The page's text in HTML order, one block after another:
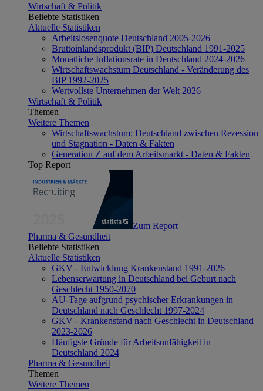
Wirtschaft & Politik
Beliebte Statistiken
Aktuelle Statistiken
Arbeitslosenquote Deutschland 2005-2026
Bruttoinlandsprodukt (BIP) Deutschland 1991-2025
Monatliche Inflationsrate in Deutschland 2024-2026
Wirtschaftswachstum Deutschland - Veränderung des
BIP 1992-2025
Wertvollste Unternehmen der Welt 2026
Wirtschaft & Politik
Themen
Weitere Themen
Wirtschaftswachstum: Deutschland zwischen Rezession
und Stagnation - Daten & Fakten
Generation Z auf dem Arbeitsmarkt - Daten & Fakten
Top Report
Zum Report
Pharma & Gesundheit
Beliebte Statistiken
Aktuelle Statistiken
GKV - Entwicklung Krankenstand 1991-2026
Lebenserwartung in Deutschland bei Geburt nach
Geschlecht 1950-2070
AU-Tage aufgrund psychischer Erkrankungen in
Deutschland nach Geschlecht 1997-2024
GKV - Krankenstand nach Geschlecht in Deutschland
2023-2026
Häufigste Gründe für Arbeitsunfähigkeit in
Deutschland 2024
Pharma & Gesundheit
Themen
Weitere Themen